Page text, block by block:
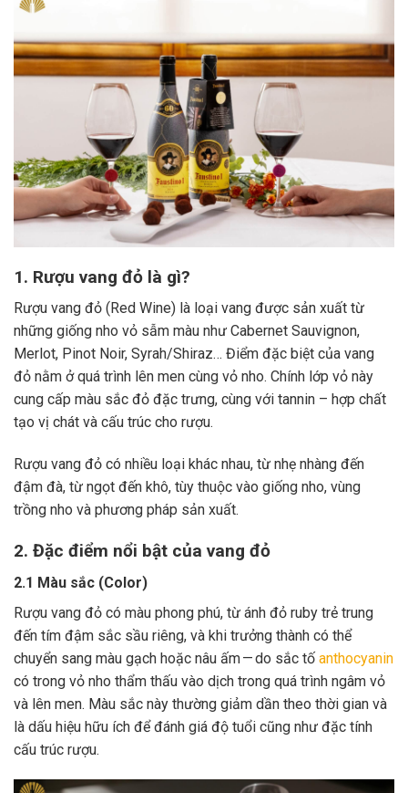
1. Rượu vang đỏ là gì?
Rượu vang đỏ (Red Wine) là loại vang được sản xuất từ
những giống nho vỏ sẫm màu như Cabernet Sauvignon,
Merlot, Pinot Noir, Syrah/Shiraz… Điểm đặc biệt của vang
đỏ nằm ở quá trình lên men cùng vỏ nho. Chính lớp vỏ này
cung cấp màu sắc đỏ đặc trưng, cùng với tannin – hợp chất
tạo vị chát và cấu trúc cho rượu.
Rượu vang đỏ có nhiều loại khác nhau, từ nhẹ nhàng đến
đậm đà, từ ngọt đến khô, tùy thuộc vào giống nho, vùng
trồng nho và phương pháp sản xuất.
2. Đặc điểm nổi bật của vang đỏ
2.1 Màu sắc (Color)
Rượu vang đỏ có màu phong phú, từ ánh đỏ ruby trẻ trung
đến tím đậm sắc sầu riêng, và khi trưởng thành có thể
chuyển sang màu gạch hoặc nâu ấm — do sắc tố anthocyanin
có trong vỏ nho thẩm thấu vào dịch trong quá trình ngâm vỏ
và lên men. Màu sắc này thường giảm dần theo thời gian và
là dấu hiệu hữu ích để đánh giá độ tuổi cũng như đặc tính
cấu trúc rượu.